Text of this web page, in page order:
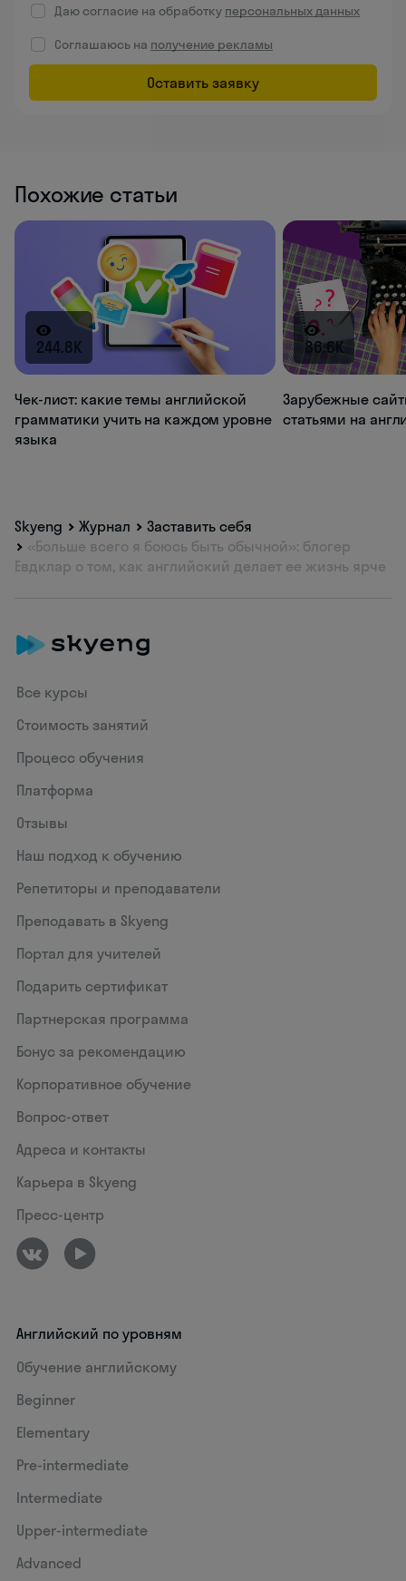
Даю согласие на обработку персональных данных
Соглашаюсь на получение рекламы
Оставить заявку
Похожие статьи
244.8K
Чек-лист: какие темы английской
грамматики учить на каждом уровне
языка
86.6K
Зарубежные
статьями на
Skyeng Журнал
Заставить себя
«Больше всего я боюсь быть обычной»: блогер
Евдклар о том, как английский делает ее жизнь ярче
Все курсы
Стоимость занятий
Процесс обучения
Платформа
Отзывы
Наш подход к обучению
Репетиторы и преподаватели
Преподавать в Skyeng
Портал для учителей
Подарить сертификат
Партнерская программа
Бонус за рекомендацию
Корпоративное обучение
Вопрос-ответ
Адреса и контакты
Карьера в Skyeng
Пресс-центр
Английский по уровням
Обучение английскому
Beginner
Elementary
Pre-intermediate
Intermediate
Upper-intermediate
Advanced